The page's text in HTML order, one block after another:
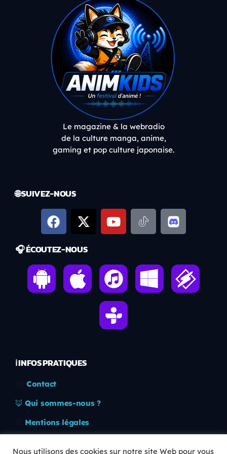
Le magazine & la webradio
de la culture manga, anime,
gaming et pop culture japonaise.
🌐 SUIVEZ-NOUS
🎧 ÉCOUTEZ-NOUS
ℹ️ INFOS PRATIQUES
Contact
🦊 Qui sommes-nous ?
Mentions légales
Nous utilisons des cookies sur notre site Web pour vous